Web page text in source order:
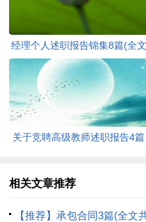
经理个人述职报告锦集8篇(全文
共16729字)
关于竞聘高级教师述职报告4篇
相关文章推荐
【推荐】承包合同3篇(全文